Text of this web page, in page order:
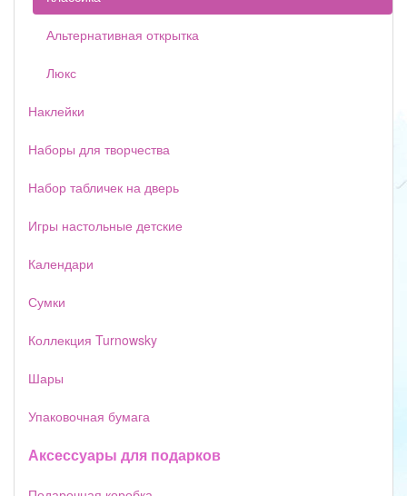
Альтернативная открытка
Люкс
Наклейки
Наборы для творчества
Набор табличек на дверь
Игры настольные детские
Календари
Сумки
Коллекция Turnowsky
Шары
Упаковочная бумага
Аксессуары для подарков